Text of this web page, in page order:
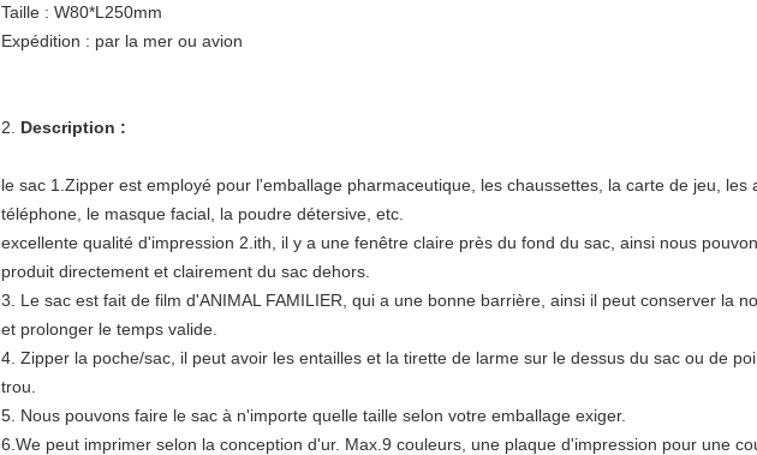
Taille : W80*L250mm
Expédition : par la mer ou avion
2. Description :
le sac 1.Zipper est employé pour l'emballage pharmaceutique, les chaussettes, la carte de jeu, les
téléphone, le masque facial, la poudre détersive, etc.
excellente qualité d'impression 2.ith, il y a une fenêtre claire près du fond du sac, ainsi nous
produit directement et clairement du sac dehors.
3. Le sac est fait de film d'ANIMAL FAMILIER, qui a une bonne barrière, ainsi il peut conserver la
et prolonger le temps valide.
4. Zipper la poche/sac, il peut avoir les entailles et la tirette de larme sur le dessus du sac ou de
trou.
5. Nous pouvons faire le sac à n'importe quelle taille selon votre emballage exiger.
6.We peut imprimer selon la conception d'ur. Max.9 couleurs, une plaque d'impression pour une